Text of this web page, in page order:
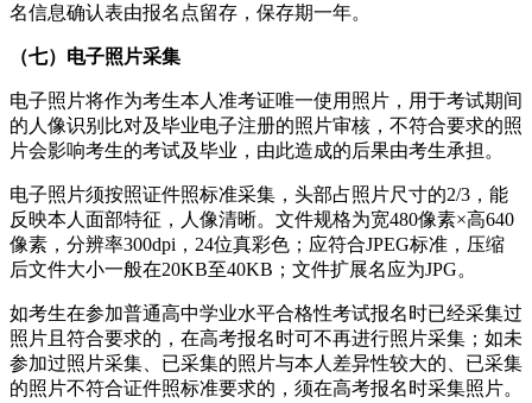
名信息确认表由报名点留存，保存期一年。
（七）电子照片采集
电子照片将作为考生本人准考证唯一使用照片，用于考试期间
的人像识别比对及毕业电子注册的照片审核，不符合要求的照
片会影响考生的考试及毕业，由此造成的后果由考生承担。
电子照片须按照证件照标准采集，头部占照片尺寸的2/3，能
反映本人面部特征，人像清晰。文件规格为宽480像素×高640
像素，分辨率300dpi，24位真彩色；应符合JPEG标准，压缩
后文件大小一般在20KB至40KB；文件扩展名应为JPG。
如考生在参加普通高中学业水平合格性考试报名时已经采集过
照片且符合要求的，在高考报名时可不再进行照片采集；如未
参加过照片采集、已采集的照片与本人差异性较大的、已采集
的照片不符合证件照标准要求的，须在高考报名时采集照片。